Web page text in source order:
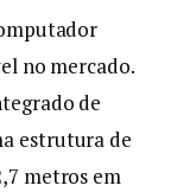
no mercado.
de
estrutura de
metros em